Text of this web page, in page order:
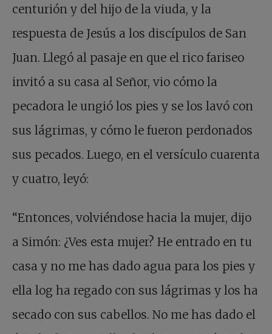
centurión y del hijo de la viuda, y la
respuesta de Jesús a los discípulos de San
Juan. Llegó al pasaje en que el rico fariseo
invitó a su casa al Señor, vio cómo la
pecadora le ungió los pies y se los lavó con
sus lágrimas, y cómo le fueron perdonados
sus pecados. Luego, en el versículo cuarenta
y cuatro, leyó:
“Entonces, volviéndose hacia la mujer, dijo
a Simón: ¿Ves esta mujer? He entrado en tu
casa y no me has dado agua para los pies y
ella log ha regado con sus lágrimas y los ha
secado con sus cabellos. No me has dado el